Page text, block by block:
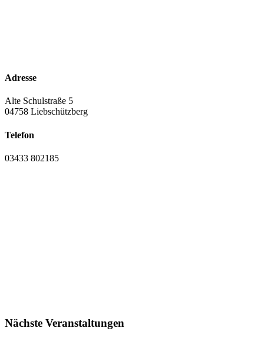
Adresse
Alte Schulstraße 5
04758 Liebschützberg
Telefon
03433 802185
Nächste Veranstaltungen